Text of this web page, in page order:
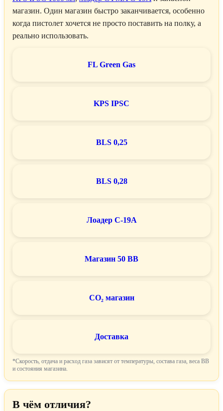
магазин. Один магазин быстро заканчивается, особенно
когда пистолет хочется не просто поставить на полку, а
реально использовать.
FL Green Gas
KPS IPSC
BLS 0,25
BLS 0,28
Лоадер C-19A
Магазин 50 BB
CO₂ магазин
Доставка
*Скорость, отдача и расход газа зависят от температуры, состава газа, веса BB
и состояния магазина.
В чём отличия?